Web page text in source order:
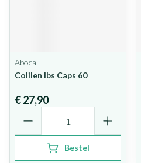
Aboca
Colilen Ibs Caps 60
€ 27,90
Bestel